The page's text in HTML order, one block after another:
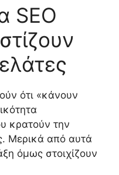
SEO
ότι «κάνουν
κρατούν την
Μερικά από αυτά
όμως στοιχίζουν